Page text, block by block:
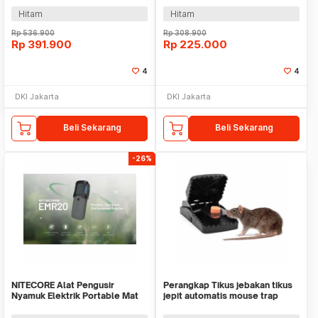
TAC
Hitam
Rp536.900
Rp 391.900
4
DKI Jakarta
Beli Sekarang
Hitam
Rp308.900
Rp 225.000
4
DKI Jakarta
Beli Sekarang
-26%
NITECORE Alat Pengusir
Nyamuk Elektrik Portable Mat
Perangkap Tikus jebakan tikus
jepit automatis mouse trap